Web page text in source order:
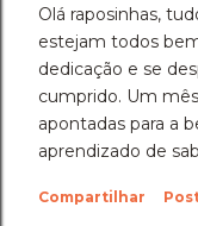
Olá raposinhas,
estejam todos
dedicação e se
cumprido. Um
apontadas para a
aprendizado de
mês em que a
Compartilhar